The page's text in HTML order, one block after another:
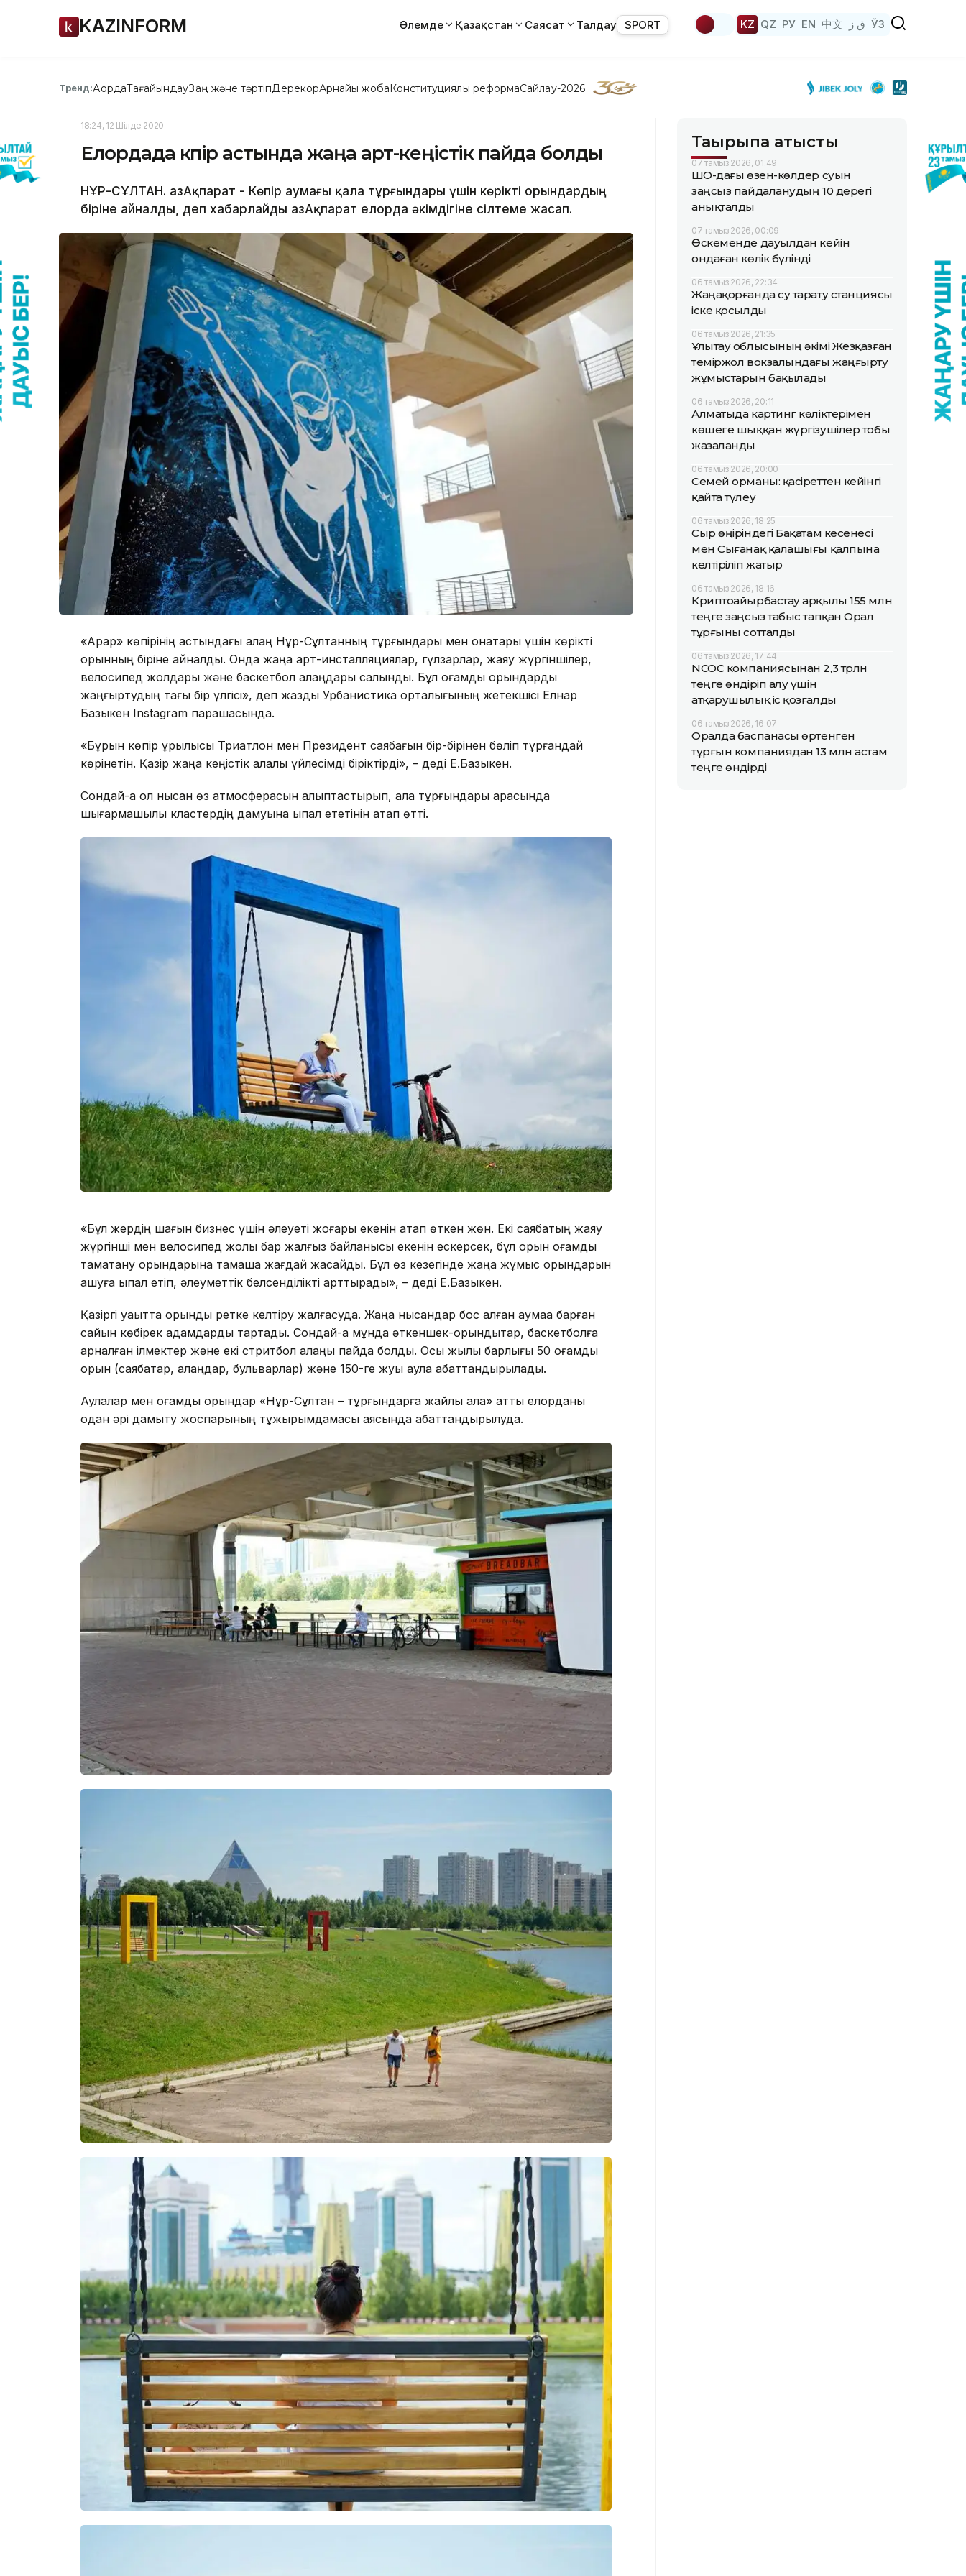
KAZINFORM Әлемде Қазақстан Саясат Талдау SPORT KZ QZ РУ EN 中文 ق ز ЎЗ
Тренд:АқордаТағайындауЗаң және тәртіпДерекқорАрнайы жобаКонституциялық реформаСайлау-2026
18:24, 12 Шілде 2020
Елордада көпір астында жаңа арт-кеңістік пайда болды
НҰР-СҰЛТАН. ҚазАқпарат - Көпір аумағы қала тұрғындары үшін көрікті орындардың
біріне айналды, деп хабарлайды ҚазАқпарат елорда әкімдігіне сілтеме жасап.
«Арқар» көпірінің астындағы алаң Нұр-Сұлтанның тұрғындары мен қонақтары үшін көрікті
орынның біріне айналды. Онда жаңа арт-инсталляциялар, гүлзарлар, жаяу жүргіншілер,
велосипед жолдары және баскетбол алаңдары салынды. Бұл қоғамдық орындарды
жаңғыртудың тағы бір үлгісі», деп жазды Урбанистика орталығының жетекшісі Елнар
Базыкен Instagram парақшасында.
«Бұрын көпір құрылысы Триатлон мен Президент саябағын бір-бірінен бөліп тұрғандай
көрінетін. Қазір жаңа кеңістік қалалық үйлесімді біріктірді», – деді Е.Базыкен.
Сондай-ақ ол нысан өз атмосферасын қалыптастырып, қала тұрғындары арасында
шығармашылық кластердің дамуына ықпал ететінін атап өтті.
«Бұл жердің шағын бизнес үшін әлеуеті жоғары екенін атап өткен жөн. Екі саябақтың жаяу
жүргінші мен велосипед жолы бар жалғыз байланысы екенін ескерсек, бұл орын қоғамдық
тамақтану орындарына тамаша жағдай жасайды. Бұл өз кезегінде жаңа жұмыс орындарын
ашуға ықпал етіп, әлеуметтік белсенділікті арттырады», – деді Е.Базыкен.
Қазіргі уақытта орынды ретке келтіру жалғасуда. Жаңа нысандар бос қалған аумаққа барған
сайын көбірек адамдарды тартады. Сондай-ақ мұнда әткеншек-орындықтар, баскетболға
арналған ілмектер және екі стритбол алаңы пайда болды. Осы жылы барлығы 50 қоғамдық
орын (саябақтар, алаңдар, бульварлар) және 150-ге жуық аула абаттандырылады.
Аулалар мен қоғамдық орындар «Нұр-Сұлтан – тұрғындарға жайлы қала» атты елорданы
одан әрі дамыту жоспарының тұжырымдамасы аясында абаттандырылуда.
Тақырыпқа қатысты
07 тамыз 2026, 01:49
ШҚО-дағы өзен-көлдер суын
заңсыз пайдаланудың 10 дерегі
анықталды
07 тамыз 2026, 00:09
Өскеменде дауылдан кейін
ондаған көлік бүлінді
06 тамыз 2026, 22:34
Жаңақорғанда су тарату станциясы
іске қосылды
06 тамыз 2026, 21:35
Ұлытау облысының әкімі Жезқазған
теміржол вокзалындағы жаңғырту
жұмыстарын бақылады
06 тамыз 2026, 20:11
Алматыда картинг көліктерімен
көшеге шыққан жүргізушілер тобы
жазаланды
06 тамыз 2026, 20:00
Семей орманы: қасіреттен кейінгі
қайта түлеу
06 тамыз 2026, 18:25
Сыр өңіріндегі Бақатам кесенесі
мен Сығанақ қалашығы қалпына
келтіріліп жатыр
06 тамыз 2026, 18:16
Криптоайырбастау арқылы 155 млн
теңге заңсыз табыс тапқан Орал
тұрғыны сотталды
06 тамыз 2026, 17:44
NCOC компаниясынан 2,3 трлн
теңге өндіріп алу үшін
атқарушылық іс қозғалды
06 тамыз 2026, 16:07
Оралда баспанасы өртенген
тұрғын компаниядан 13 млн астам
теңге өндірді